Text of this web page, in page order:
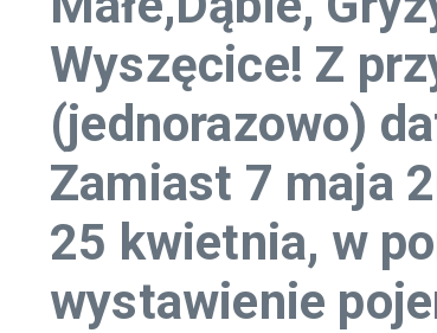
Wyszęcice! Z
(jednorazowo)
Zamiast 7 maja
25 kwietnia, w
wystawienie